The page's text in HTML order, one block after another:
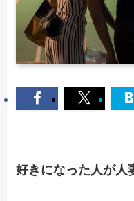
好きになった人が人